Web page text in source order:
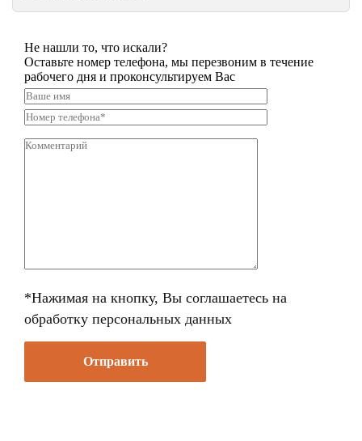
Не нашли то, что искали?
Оставьте номер телефона, мы перезвоним в течение
рабочего дня и проконсультируем Вас
*Нажимая на кнопку, Вы соглашаетесь на
обработку персональных данных